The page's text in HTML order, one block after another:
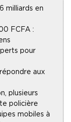
milliards en
FCFA :
pour
aux
plusieurs
policière
mobiles à